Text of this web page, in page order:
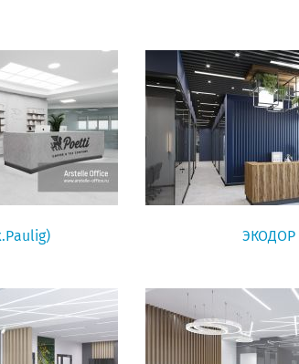
ЭКОДОР